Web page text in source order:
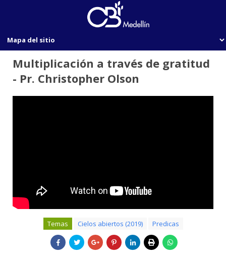
Multiplicación a través de gratitud
- Pr. Christopher Olson
Temas Cielos abiertos (2019) Predicas